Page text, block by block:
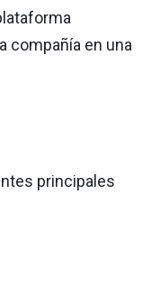
compañía en una
principales